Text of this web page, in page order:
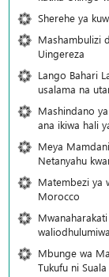
Sherehe ya
Mashambulizi
Uingereza
Lango Bahari
usalama na
Mashindano
ana ikiwa hali
Meya
Netanyahu
Matembezi ya
Morocco
waliodhulumiwa
Mbunge wa
Tukufu ni